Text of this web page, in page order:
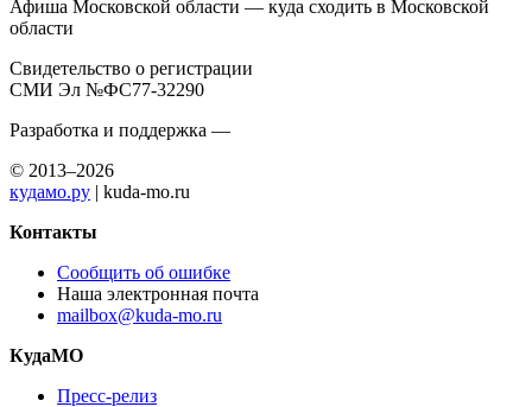
Афиша Московской области — куда сходить в Московской
области
Свидетельство о регистрации
СМИ Эл №ФС77-32290
Разработка и поддержка —
© 2013–2026
кудамо.ру | kuda-mo.ru
Контакты
Сообщить об ошибке
Наша электронная почта
mailbox@kuda-mo.ru
КудаМО
Пресс-релиз